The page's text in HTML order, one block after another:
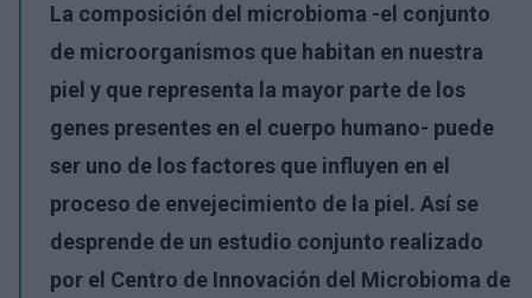
La composición del microbioma -el conjunto
de microorganismos que habitan en nuestra
piel y que representa la mayor parte de los
genes presentes en el cuerpo humano- puede
ser uno de los factores que influyen en el
proceso de envejecimiento de la piel. Así se
desprende de un estudio conjunto realizado
por el Centro de Innovación del Microbioma de